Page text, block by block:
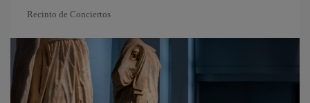
Recinto de Conciertos